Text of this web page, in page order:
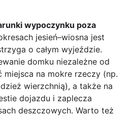
wypoczynku poza
jesień–wiosna jest
o całym wyjeździe.
domku niezależne od
miejsca na mokre rzeczy (np.
wierzchnią), a także na
dojazdu i zaplecza
deszczowych. Warto też